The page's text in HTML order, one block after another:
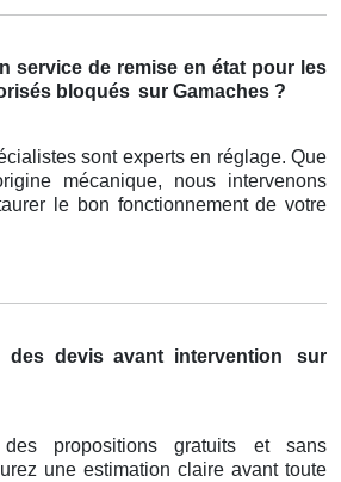
service de remise en état pour les
bloqués sur Gamaches ?
cialistes sont experts en réglage. Que
mécanique, nous intervenons
le bon fonctionnement de votre
des devis avant intervention
sur
propositions gratuits et sans
une estimation claire avant toute